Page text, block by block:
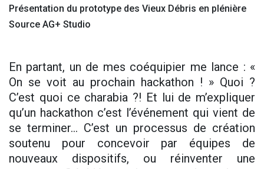
Présentation du prototype des Vieux Débris en plénière
Source AG+ Studio
En partant, un de mes coéquipier me lance : «
On se voit au prochain hackathon ! » Quoi ?
C’est quoi ce charabia ?! Et lui de m’expliquer
qu’un hackathon c’est l’événement qui vient de
se terminer… C’est un processus de création
soutenu pour concevoir par équipes de
nouveaux dispositifs, ou réinventer une